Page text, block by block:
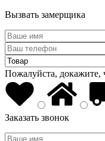
Вызвать замерщика
Пожалуйста, докажите,
Заказать звонок